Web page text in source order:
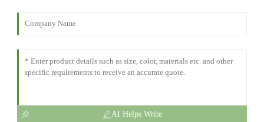
AI Helps Write